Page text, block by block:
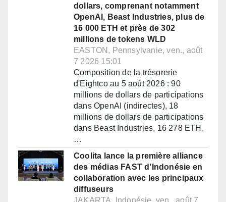
dollars, comprenant notamment
OpenAI, Beast Industries, plus de
16 000 ETH et près de 302
millions de tokens WLD
EASTON, Pennsylvanie, ven., août
7 2026 15:01
Composition de la trésorerie
d'Eightco au 5 août 2026 : 90
millions de dollars de participations
dans OpenAI (indirectes), 18
millions de dollars de participations
dans Beast Industries, 16 278 ETH,
…
Coolita lance la première alliance
des médias FAST d'Indonésie en
collaboration avec les principaux
diffuseurs